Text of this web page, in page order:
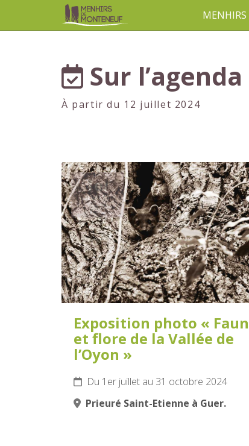
Sur l’agenda
À partir du 12 juillet 2024
1er
JUILLET
2024
Exposition photo «
et flore de la Vallée de
l’Oyon »
Du 1er juillet au 31 octobre 2024
Prieuré Saint-Etienne à Guer.